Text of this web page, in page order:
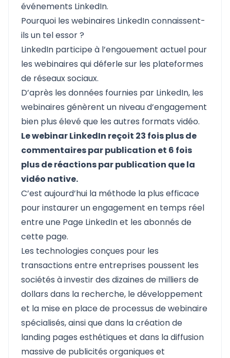
événements LinkedIn.
Pourquoi les webinaires LinkedIn connaissent-
ils un tel essor ?
LinkedIn participe à l’engouement actuel pour
les webinaires qui déferle sur les plateformes
de réseaux sociaux.
D’après les données fournies par LinkedIn, les
webinaires génèrent un niveau d’engagement
bien plus élevé que les autres formats vidéo.
Le webinar LinkedIn reçoit 23 fois plus de
commentaires par publication et 6 fois
plus de réactions par publication que la
vidéo native.
C’est aujourd’hui la méthode la plus efficace
pour instaurer un engagement en temps réel
entre une Page LinkedIn et les abonnés de
cette page.
Les technologies conçues pour les
transactions entre entreprises poussent les
sociétés à investir des dizaines de milliers de
dollars dans la recherche, le développement
et la mise en place de processus de webinaire
spécialisés, ainsi que dans la création de
landing pages esthétiques et dans la diffusion
massive de publicités organiques et